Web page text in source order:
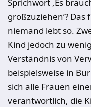
großzuziehen’?
niemand lebt so.
Kind jedoch zu
Verständnis von
beispielsweise in
sich alle Frauen
verantwortlich, die